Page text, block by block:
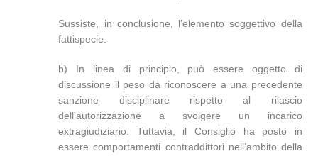
Sussiste, in conclusione, l’elemento soggettivo della
fattispecie.
b) In linea di principio, può essere oggetto di
discussione il peso da riconoscere a una precedente
sanzione disciplinare rispetto al rilascio
dell’autorizzazione a svolgere un incarico
extragiudiziario. Tuttavia, il Consiglio ha posto in
essere comportamenti contraddittori nell’ambito della